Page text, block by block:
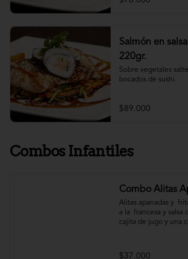
Salmón en
220gr.
Sobre vegetales
bocados de sushi.
$89.000
Combos Infantiles
Combo Alitas
Alitas apanadas y
a la  francesa y salsa
cajita de jugo y una
$37.000